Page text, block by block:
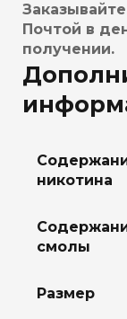
Почтой в
получении.
никотина
смолы
Размер